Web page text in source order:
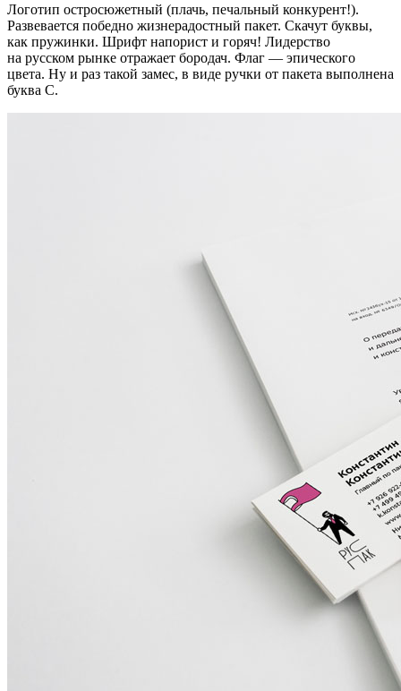
Логотип остросюжетный (плачь, печальный конкурент!).
Развевается победно жизнерадостный пакет. Скачут буквы,
как пружинки. Шрифт напорист и горяч! Лидерство
на русском рынке отражает бородач. Флаг — эпического
цвета. Ну и раз такой замес, в виде ручки от пакета выполнена
буква С.